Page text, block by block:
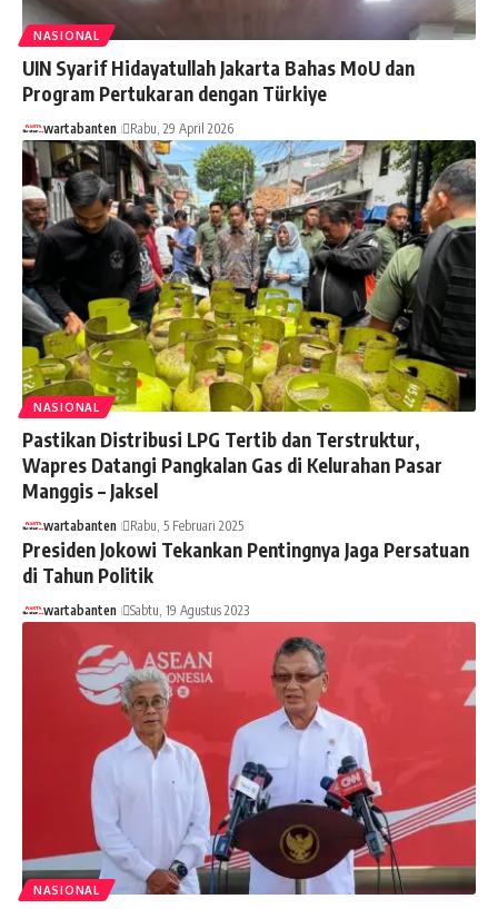
NASIONAL
UIN Syarif Hidayatullah Jakarta Bahas MoU dan
Program Pertukaran dengan Türkiye
wartabanten Rabu, 29 April 2026
NASIONAL
Pastikan Distribusi LPG Tertib dan Terstruktur,
Wapres Datangi Pangkalan Gas di Kelurahan Pasar
Manggis – Jaksel
wartabanten Rabu, 5 Februari 2025
Presiden Jokowi Tekankan Pentingnya Jaga Persatuan
di Tahun Politik
wartabanten Sabtu, 19 Agustus 2023
NASIONAL